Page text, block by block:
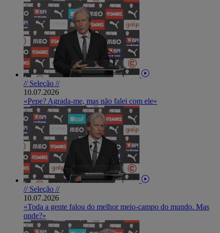
// Seleção //
10.07.2026
«Pepe? Agrada-me, mas não falei com ele»
// Seleção //
10.07.2026
«Toda a gente falou do melhor meio-campo do mundo. Mas
onde?»